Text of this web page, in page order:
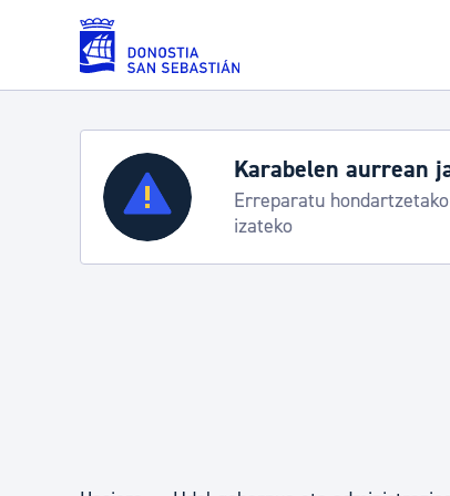
Eduki nagusira joan
Zerbitzuak
Errolda eta gai pertsonalak
Karabelen aurrean
Erreparatu
izateko